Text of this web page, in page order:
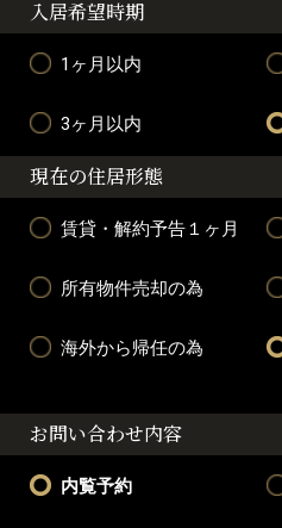
入居希望時期
1ヶ月以内
3ヶ月以内
現在の住居形態
賃貸・解約予告１ヶ月
所有物件売却の為
海外から帰任の為
お問い合わせ内容
内覧予約